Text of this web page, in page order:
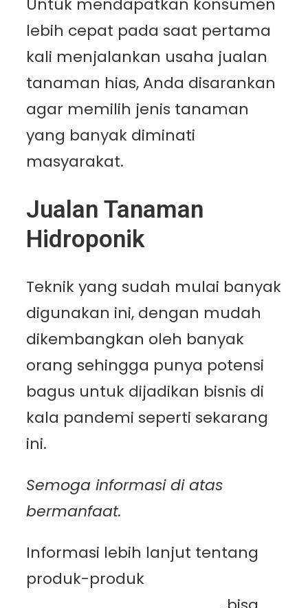
Untuk mendapatkan konsumen
lebih cepat pada saat pertama
kali menjalankan usaha jualan
tanaman hias, Anda disarankan
agar memilih jenis tanaman
yang banyak diminati
masyarakat.
Jualan Tanaman
Hidroponik
Teknik yang sudah mulai banyak
digunakan ini, dengan mudah
dikembangkan oleh banyak
orang sehingga punya potensi
bagus untuk dijadikan bisnis di
kala pandemi seperti sekarang
ini.
Semoga informasi di atas
bermanfaat.
Informasi lebih lanjut tentang
produk-produk